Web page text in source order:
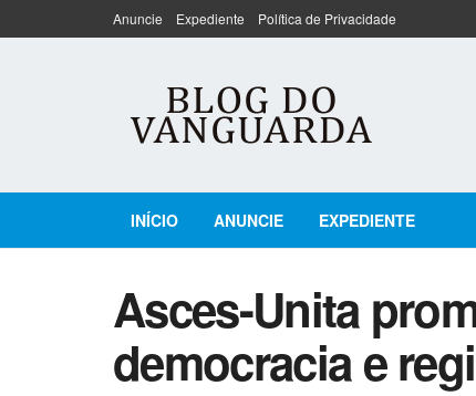
Anuncie Expediente Política de Privacidade
INÍCIO ANUNCIE EXPEDIENTE
Asces-Unita
democracia e